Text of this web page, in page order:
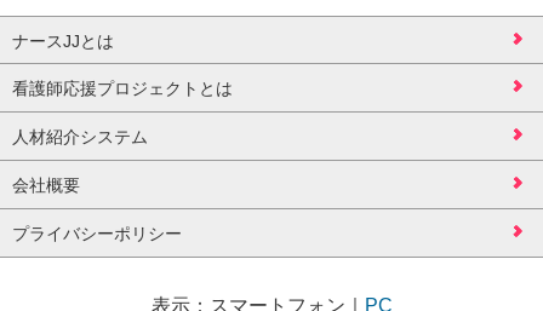
ナースJJとは
看護師応援プロジェクトとは
人材紹介システム
会社概要
プライバシーポリシー
表示： スマートフォン PC